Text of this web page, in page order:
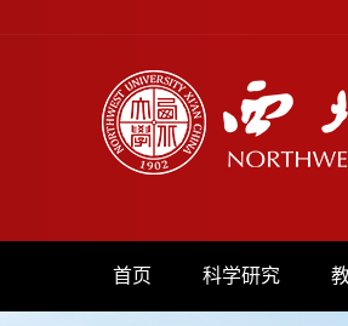
首页 科学研究